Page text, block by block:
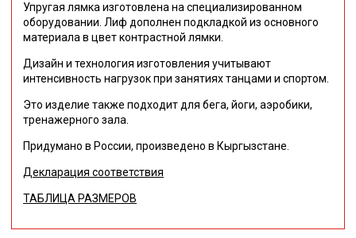
Упругая лямка изготовлена на специализированном
оборудовании. Лиф дополнен подкладкой из основного
материала в цвет контрастной лямки.
Дизайн и технология изготовления учитывают
интенсивность нагрузок при занятиях танцами и спортом.
Это изделие также подходит для бега, йоги, аэробики,
тренажерного зала.
Придумано в России, произведено в Кыргызстане.
Декларация соответствия
ТАБЛИЦА РАЗМЕРОВ